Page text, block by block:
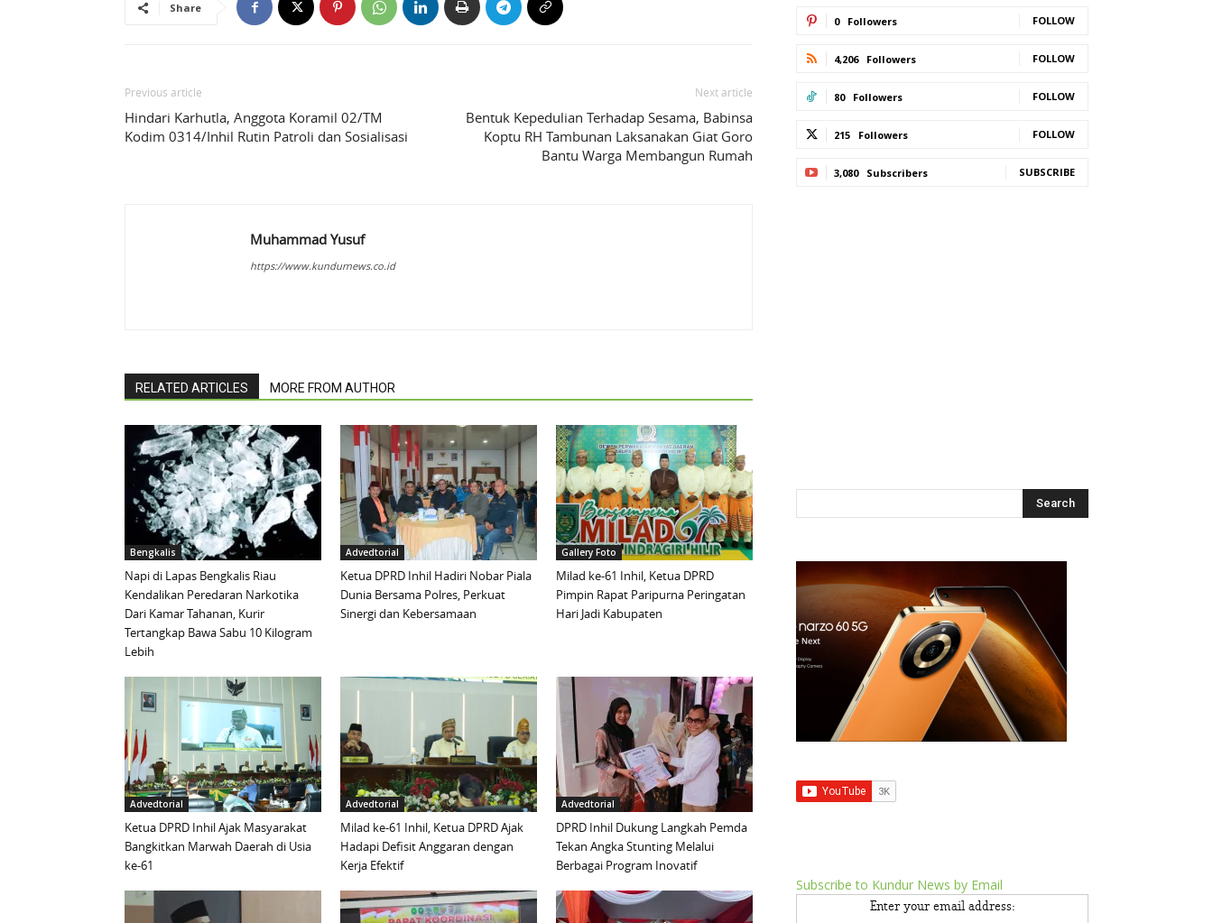
Share
Previous article
Hindari Karhutla, Anggota Koramil 02/TM
Kodim 0314/Inhil Rutin Patroli dan Sosialisasi
Next article
Bentuk Kepedulian Terhadap Sesama, Babinsa
Koptu RH Tambunan Laksanakan Giat Goro
Bantu Warga Membangun Rumah
Muhammad Yusuf
https://www.kundurnews.co.id
RELATED ARTICLES MORE FROM AUTHOR
Bengkalis
Napi di Lapas Bengkalis Riau
Kendalikan Peredaran Narkotika
Dari Kamar Tahanan, Kurir
Tertangkap Bawa Sabu 10 Kilogram
Lebih
Advedtorial
Ketua DPRD Inhil Hadiri Nobar Piala
Dunia Bersama Polres, Perkuat
Sinergi dan Kebersamaan
Gallery Foto
Milad ke-61 Inhil, Ketua DPRD
Pimpin Rapat Paripurna Peringatan
Hari Jadi Kabupaten
Advedtorial
Ketua DPRD Inhil Ajak Masyarakat
Bangkitkan Marwah Daerah di Usia
ke-61
Advedtorial
Milad ke-61 Inhil, Ketua DPRD Ajak
Hadapi Defisit Anggaran dengan
Kerja Efektif
Advedtorial
DPRD Inhil Dukung Langkah Pemda
Tekan Angka Stunting Melalui
Berbagai Program Inovatif
0 Followers FOLLOW
4,206 Followers FOLLOW
80 Followers FOLLOW
215 Followers FOLLOW
3,080 Subscribers SUBSCRIBE
Subscribe to Kundur News by Email
Enter your email address: